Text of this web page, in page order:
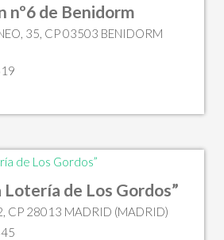
nº6 de Benidorm
35, CP 03503 BENIDORM
Lotería de Los Gordos”
CP 28013 MADRID (MADRID)